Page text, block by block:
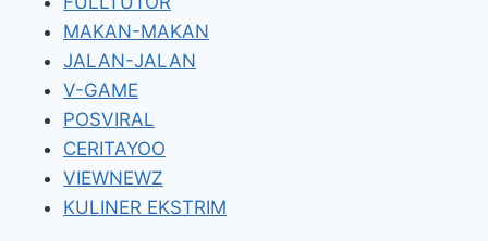
MAKAN-MAKAN
JALAN-JALAN
V-GAME
POSVIRAL
CERITAYOO
VIEWNEWZ
KULINER EKSTRIM